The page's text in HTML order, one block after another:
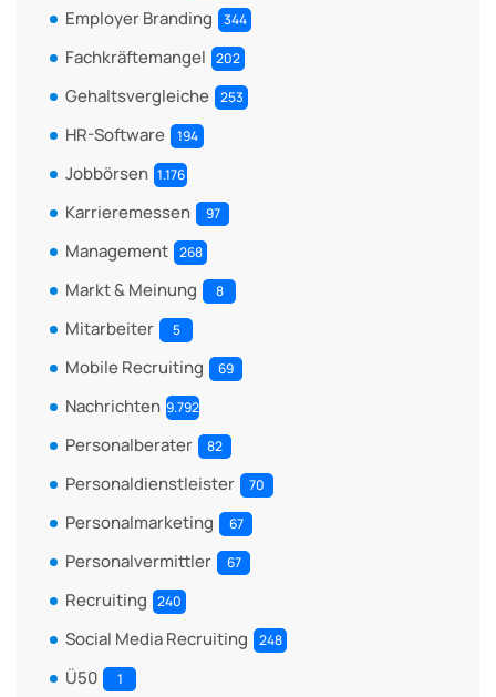
Employer Branding 344
Fachkräftemangel 202
Gehaltsvergleiche 253
HR-Software 194
Jobbörsen 1.176
Karrieremessen 97
Management 268
Markt & Meinung 8
Mitarbeiter 5
Mobile Recruiting 69
Nachrichten 9.792
Personalberater 82
Personaldienstleister 70
Personalmarketing 67
Personalvermittler 67
Recruiting 240
Social Media Recruiting 248
Ü50 1